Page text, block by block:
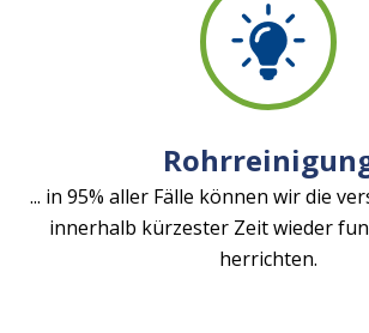
... in 95% aller Fälle können wir die
innerhalb kürzester Zeit wieder
herrichten.